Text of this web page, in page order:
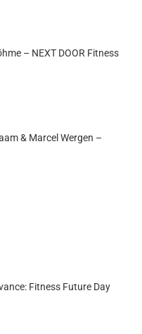
– NEXT DOOR Fitness
& Marcel Wergen –
Fitness Future Day